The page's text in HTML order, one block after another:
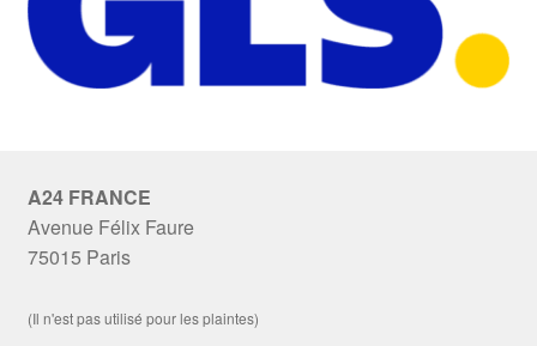
A24 FRANCE
Avenue Félix Faure
75015 Paris
(Il n'est pas utilisé pour les plaintes)